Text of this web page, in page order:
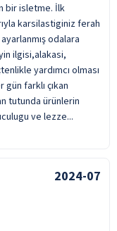
bir isletme. İlk
karsilastiginiz ferah
odalara
ilgisi,alakasi,
yardımcı olması
farklı çıkan
tutunda ürünlerin
ve lezze...
2024-07